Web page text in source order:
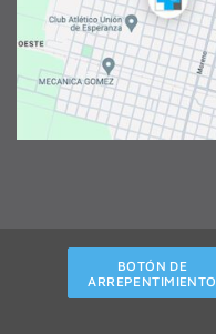
BOTÓN DE
ARREPENTIMIENTO